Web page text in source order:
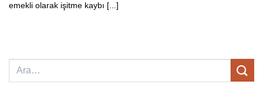
emekli olarak işitme kaybı [...]